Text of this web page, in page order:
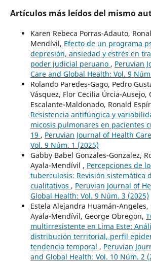
Artículos más leídos del mismo
Karen Rebeca Porras-Adauto,
Mendívil, Efecto de un programa
depresión, ansiedad y estrés en
poder judicial peruano , Peruvian
Care and Global Health: Vol. 9
Rolando Paredes-Gago, Pedro
Vásquez, Flor Cecilia Úrcia-Ausejo,
Escalante-Maldonado, Ronald
Resistencia antifúngica y
micosis pulmonares en pacientes
19 , Peruvian Journal of Health
Vol. 9 Núm. 1 (2025)
Gabby Babel Gonzales-Gonzalez,
Ayala-Mendívil , Percepciones de
tuberculosis: Revisión sistemática
cualitativos , Peruvian Journal of
Global Health: Vol. 9 Núm. 3 (2025)
Estela Alejandra Huamán-
Ayala-Mendívil, George Obregon,
multirresistente en Lima Este:
distribución territorial, perfil
tendencia temporal , Peruvian
and Global Health: Vol. 10 Núm. 2